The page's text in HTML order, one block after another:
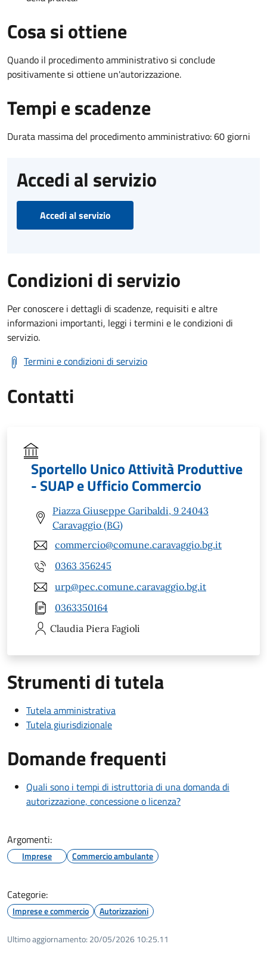
Cosa si ottiene
Quando il procedimento amministrativo si conclude
positivamente si ottiene un'autorizzazione.
Tempi e scadenze
Durata massima del procedimento amministrativo: 60 giorni
Accedi al servizio
Accedi al servizio
Condizioni di servizio
Per conoscere i dettagli di scadenze, requisiti e altre
informazioni importanti, leggi i termini e le condizioni di
servizio.
Termini e condizioni di servizio
Contatti
Sportello Unico Attività Produttive
- SUAP e Ufficio Commercio
Piazza Giuseppe Garibaldi, 9 24043
Caravaggio (BG)
commercio@comune.caravaggio.bg.it
0363 356245
urp@pec.comune.caravaggio.bg.it
0363350164
Claudia Piera Fagioli
Strumenti di tutela
Tutela amministrativa
Tutela giurisdizionale
Domande frequenti
Quali sono i tempi di istruttoria di una domanda di
autorizzazione, concessione o licenza?
Argomenti:
Imprese Commercio ambulante
Categorie:
Imprese e commercio Autorizzazioni
Ultimo aggiornamento: 20/05/2026 10:25.11